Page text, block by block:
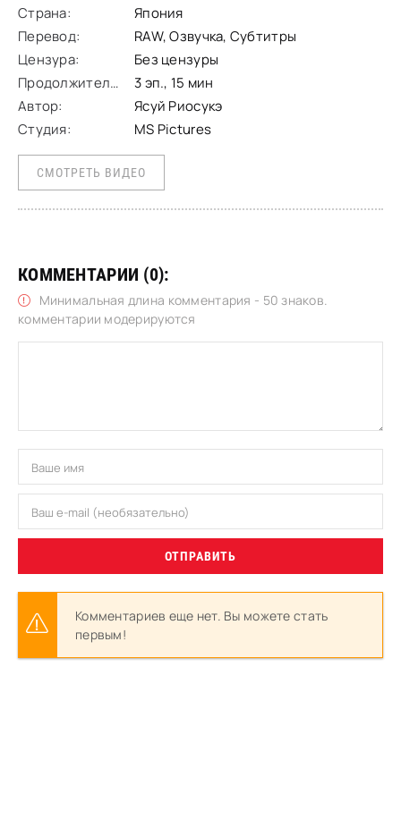
Страна:
Япония
Перевод:
RAW, Озвучка, Субтитры
Цензура:
Без цензуры
Продолжительность:
3 эп., 15 мин
Автор:
Ясуй Риосукэ
Студия:
MS Pictures
СМОТРЕТЬ ВИДЕО
КОММЕНТАРИИ (0):
Минимальная длина комментария - 50 знаков.
комментарии модерируются
ОТПРАВИТЬ
Комментариев еще нет. Вы можете стать
первым!